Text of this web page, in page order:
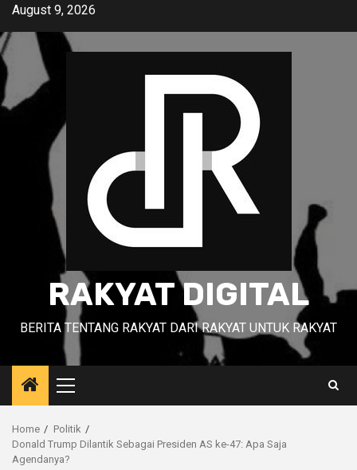
Skip
content
August 9, 2026
RAKYAT DIGITAL
BERITA TENTANG RAKYAT DARI RAKYAT UNTUK RAKYAT
Primary
Menu
Home
Politik
Donald Trump Dilantik Sebagai Presiden AS ke-47: Apa Saja
Agendanya?